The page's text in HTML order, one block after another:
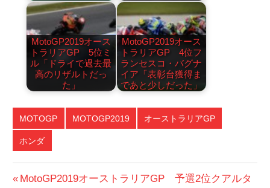
MotoGP2019オース
トラリアGP 5位ミ
ル「ドライで過去最
高のリザルトだっ
た」
MotoGP2019オース
トラリアGP 4位フ
ランセスコ・バグナ
イア「表彰台獲得ま
であと少しだった」
MOTOGP MOTOGP2019 オーストラリアGP
ホンダ
投
前
MotoGP2019オーストラリアGP 予選2位クアルタ